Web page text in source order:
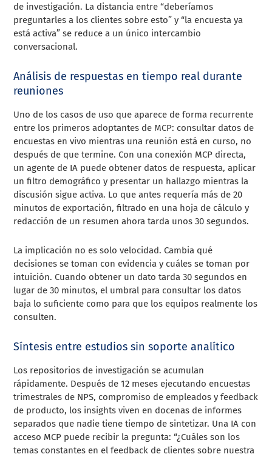
de investigación. La distancia entre “deberíamos
preguntarles a los clientes sobre esto” y “la encuesta ya
está activa” se reduce a un único intercambio
conversacional.
Análisis de respuestas en tiempo real durante
reuniones
Uno de los casos de uso que aparece de forma recurrente
entre los primeros adoptantes de MCP: consultar datos de
encuestas en vivo mientras una reunión está en curso, no
después de que termine. Con una conexión MCP directa,
un agente de IA puede obtener datos de respuesta, aplicar
un filtro demográfico y presentar un hallazgo mientras la
discusión sigue activa. Lo que antes requería más de 20
minutos de exportación, filtrado en una hoja de cálculo y
redacción de un resumen ahora tarda unos 30 segundos.
La implicación no es solo velocidad. Cambia qué
decisiones se toman con evidencia y cuáles se toman por
intuición. Cuando obtener un dato tarda 30 segundos en
lugar de 30 minutos, el umbral para consultar los datos
baja lo suficiente como para que los equipos realmente los
consulten.
Síntesis entre estudios sin soporte analítico
Los repositorios de investigación se acumulan
rápidamente. Después de 12 meses ejecutando encuestas
trimestrales de NPS, compromiso de empleados y feedback
de producto, los insights viven en docenas de informes
separados que nadie tiene tiempo de sintetizar. Una IA con
acceso MCP puede recibir la pregunta: “¿Cuáles son los
temas constantes en el feedback de clientes sobre nuestra